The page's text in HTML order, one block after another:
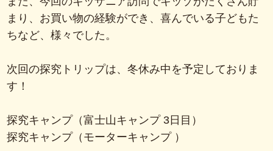
まり、お買い物の経験ができ、喜んでいる子どもた
ちなど、様々でした。
次回の探究トリップは、冬休み中を予定しておりま
す！
探究キャンプ（富士山キャンプ 3日目）
探究キャンプ（モーターキャンプ ）